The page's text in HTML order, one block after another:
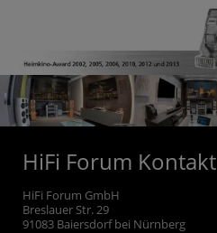
HiFi Forum Kontakt
HiFi Forum GmbH
Breslauer Str. 29
91083 Baiersdorf bei Nürnberg